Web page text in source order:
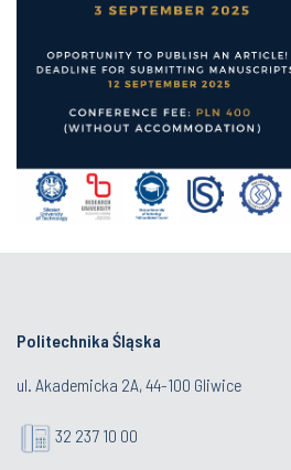
Politechnika Śląska
ul. Akademicka 2A, 44-100 Gliwice
32 237 10 00